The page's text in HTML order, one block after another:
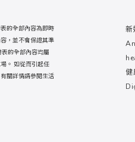
新
健
的全部內容為即時
，並不會保證其準
的全部內容均屬
。 如從而引起任
關詳情請參閱生活